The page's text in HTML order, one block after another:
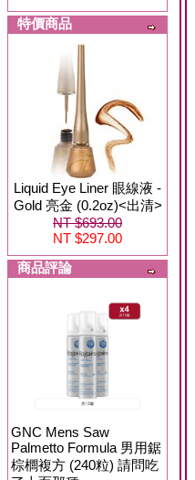
特價商品
Liquid Eye Liner 眼線液 -
Gold 亮金 (0.2oz)<出清>
NT $693.00
NT $297.00
商品評論
GNC Mens Saw
Palmetto Formula 男用鋸
棕櫚複方 (240粒) 請問吃